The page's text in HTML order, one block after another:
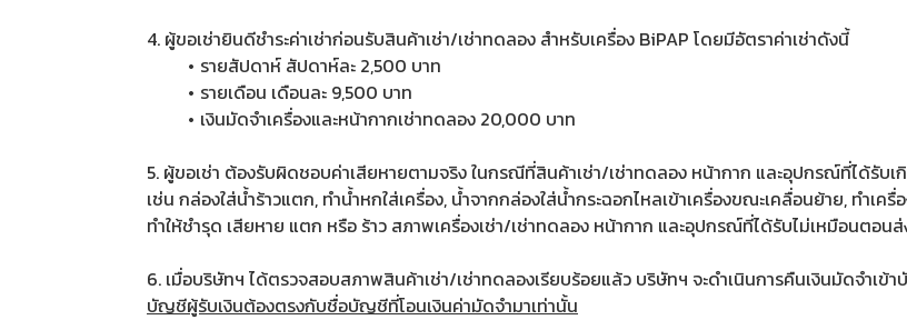
4. ผู้ขอเช่ายินดีชำระค่าเช่าก่อนรับสินค้าเช่า/เช่าทดลอง สำหรับเครื่อง BiPAP โดยมีอัตราค่าเช่าดังนี้
รายสัปดาห์ สัปดาห์ละ 2,500 บาท
รายเดือน เดือนละ 9,500 บาท
เงินมัดจำเครื่องและหน้ากากเช่าทดลอง 20,000 บาท
5. ผู้ขอเช่า ต้องรับผิดชอบค่าเสียหายตามจริง ในกรณีที่สินค้าเช่า/เช่าทดลอง หน้ากาก และอุปกรณ์ที่ได้รับเ
เช่น กล่องใส่น้ำร้าวแตก, ทำน้ำหกใส่เครื่อง, น้ำจากกล่องใส่น้ำกระฉอกไหลเข้าเครื่องขณะเคลื่อนย้าย, ทำ
ทำให้ชำรุด เสียหาย แตก หรือ ร้าว สภาพเครื่องเช่า/เช่าทดลอง หน้ากาก และอุปกรณ์ที่ได้รับไม่เหมือนตอน
6. เมื่อบริษัทฯ ได้ตรวจสอบสภาพสินค้าเช่า/เช่าทดลองเรียบร้อยแล้ว บริษัทฯ จะดำเนินการคืนเงินมัดจำเข้
บัญชีผู้รับเงินต้องตรงกับชื่อบัญชีที่โอนเงินค่ามัดจำมาเท่านั้น